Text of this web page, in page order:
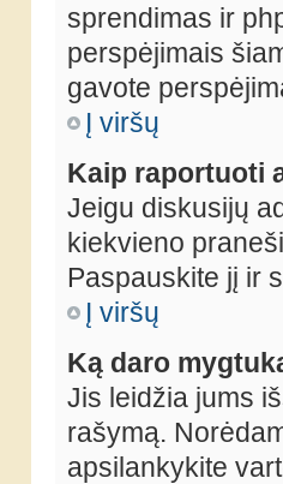
sprendimas ir
perspėjimais
gavote
Į viršų
Kaip raportuoti
Jeigu diskusijų
kiekvieno
Paspauskite jį ir
Į viršų
Ką daro
Jis leidžia jums
rašymą.
apsilankykite